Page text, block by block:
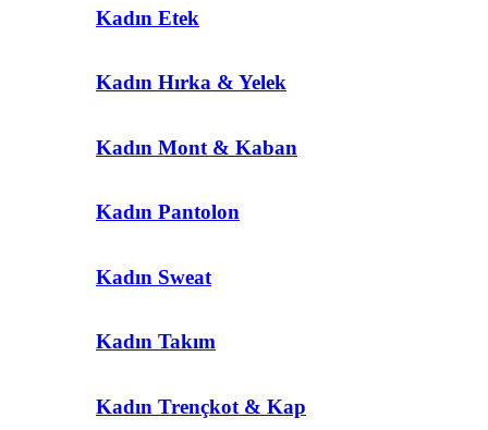
Kadın Etek
Kadın Hırka & Yelek
Kadın Mont & Kaban
Kadın Pantolon
Kadın Sweat
Kadın Takım
Kadın Trençkot & Kap